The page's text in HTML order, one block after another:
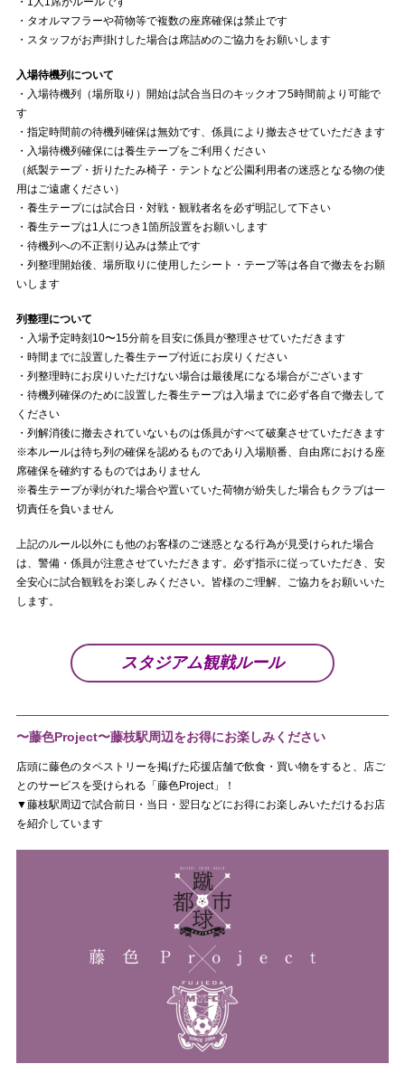
・タオルマフラーや荷物等で複数の座席確保は禁止です
・スタッフがお声掛けした場合は席詰めのご協力をお願いします
入場待機列について
・入場待機列（場所取り）開始は試合当日のキックオフ5時間前より可能で
す
・指定時間前の待機列確保は無効です、係員により撤去させていただきます
・入場待機列確保には養生テープをご利用ください
（紙製テープ・折りたたみ椅子・テントなど公園利用者の迷惑となる物の使
用はご遠慮ください）
・養生テープには試合日・対戦・観戦者名を必ず明記して下さい
・養生テープは1人につき1箇所設置をお願いします
・待機列への不正割り込みは禁止です
・列整理開始後、場所取りに使用したシート・テープ等は各自で撤去をお願
いします
列整理について
・入場予定時刻10〜15分前を目安に係員が整理させていただきます
・時間までに設置した養生テープ付近にお戻りください
・列整理時にお戻りいただけない場合は最後尾になる場合がございます
・待機列確保のために設置した養生テープは入場までに必ず各自で撤去して
ください
・列解消後に撤去されていないものは係員がすべて破棄させていただきます
※本ルールは待ち列の確保を認めるものであり入場順番、自由席における座
席確保を確約するものではありません
※養生テープが剥がれた場合や置いていた荷物が紛失した場合もクラブは一
切責任を負いません
上記のルール以外にも他のお客様のご迷惑となる行為が見受けられた場合
は、警備・係員が注意させていただきます。必ず指示に従っていただき、安
全安心に試合観戦をお楽しみください。皆様のご理解、ご協力をお願いいた
します。
スタジアム観戦ルール
〜藤色Project〜藤枝駅周辺をお得にお楽しみください
店頭に藤色のタペストリーを掲げた応援店舗で飲食・買い物をすると、店ご
とのサービスを受けられる「藤色Project」！
▼藤枝駅周辺で試合前日・当日・翌日などにお得にお楽しみいただけるお店
を紹介しています